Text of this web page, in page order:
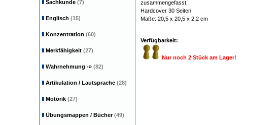
zusammengefasst.
Hardcover 30 Seiten
Maße: 20,5 x 20,5 x 2,2 cm
Verfügbarkeit:
Nur noch 2 Stück am Lager!
Sachkunde (7)
Englisch (15)
Konzentration (60)
Merkfähigkeit (27)
Wahrnehmung -» (82)
Artikulation / Lautsprache (28)
Motorik (27)
Übungsmappen / Bücher(49)